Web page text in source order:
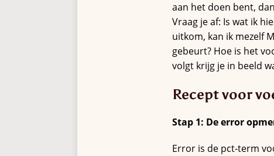
aan het doen bent,
Vraag je af: Is wat ik
uitkom, kan ik mezelf
gebeurt? Hoe is het
volgt krijg je in beeld
Recept voor
Stap 1: De error
Error is de pct-term